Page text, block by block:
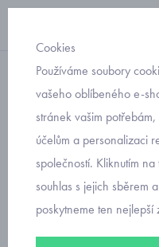
deky
plyšová
bambulemi
9155-76
Cookies
Používáme soubory
vašeho oblíbeného e-
stránek vašim
účelům a personalizaci
společností. Kliknutím
souhlas s jejich sběrem
poskytneme ten